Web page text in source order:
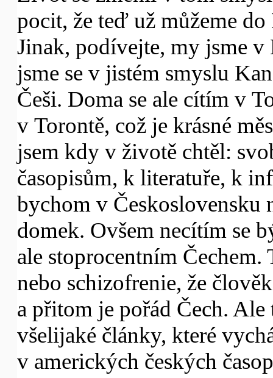
pocit, že teď už můžeme do
Jinak, podívejte, my jsme v
jsme se v jistém smyslu
Češi. Doma se ale cítím v
v Torontě, což je krásné
jsem kdy v životě chtěl:
časopisům, k literatuře, k
bychom v
domek. Ovšem necítím se
ale stoprocentním
nebo schizofrenie, že
a přitom je pořád Čech.
všelijaké články, které
v amerických českých